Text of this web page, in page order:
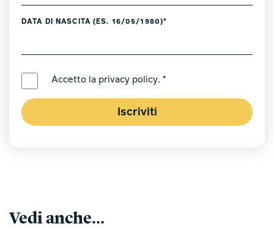
DATA DI NASCITA (ES. 16/05/1980)*
Accetto la privacy policy. *
Iscriviti
Vedi anche...